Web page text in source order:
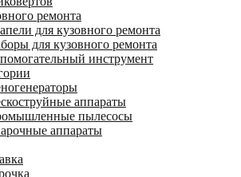
ремонта
для кузовного ремонта
для кузовного ремонта
инструмент
аппараты
пылесосы
аппараты